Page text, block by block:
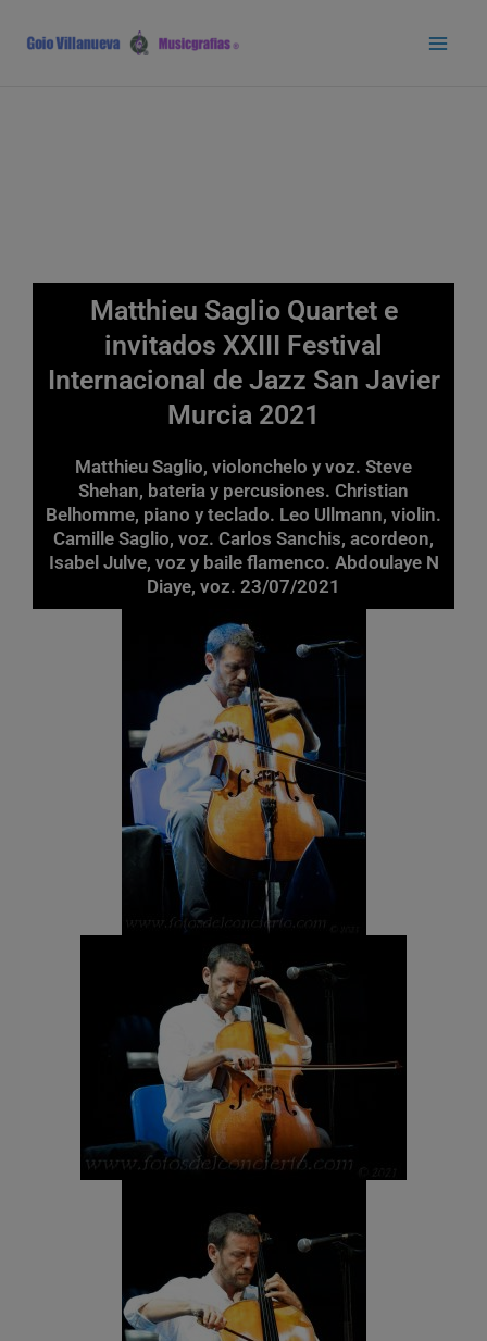
contenido
Matthieu Saglio Quartet e
invitados XXIII Festival
Internacional de Jazz San Javier
Murcia 2021
Matthieu Saglio, violonchelo y voz. Steve
Shehan, bateria y percusiones. Christian
Belhomme, piano y teclado. Leo Ullmann, violin.
Camille Saglio, voz. Carlos Sanchis, acordeon,
Isabel Julve, voz y baile flamenco. Abdoulaye N
Diaye, voz. 23/07/2021